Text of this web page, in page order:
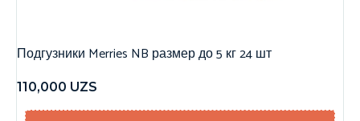
Подгузники Merries NB размер до 5 кг 24 шт
110,000 UZS